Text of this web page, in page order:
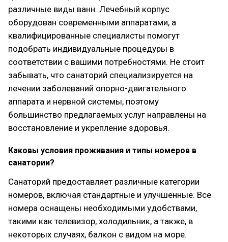
различные виды ванн. Лечебный корпус
оборудован современными аппаратами, а
квалифицированные специалисты помогут
подобрать индивидуальные процедуры в
соответствии с вашими потребностями. Не стоит
забывать, что санаторий специализируется на
лечении заболеваний опорно-двигательного
аппарата и нервной системы, поэтому
большинство предлагаемых услуг направлены на
восстановление и укрепление здоровья.
Каковы условия проживания и типы номеров в
санатории?
Санаторий предоставляет различные категории
номеров, включая стандартные и улучшенные. Все
номера оснащены необходимыми удобствами,
такими как телевизор, холодильник, а также, в
некоторых случаях, балкон с видом на море.